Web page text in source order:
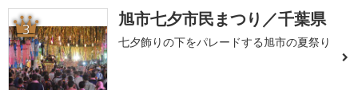
3 旭市七夕市民まつり／千葉県
七夕飾りの下をパレードする旭市の夏祭り